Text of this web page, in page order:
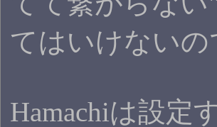
てはいけないの
Hamachiは設定